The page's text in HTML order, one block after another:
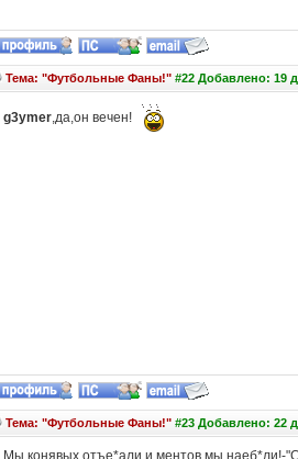
Тема: "Футбольные Фаны!"#22 Добавлено: 19
g3ymer,да,он вечен!
Тема: "Футбольные Фаны!"#23 Добавлено: 22
Мы конявых отъе*али и ментов мы наеб*ли!-